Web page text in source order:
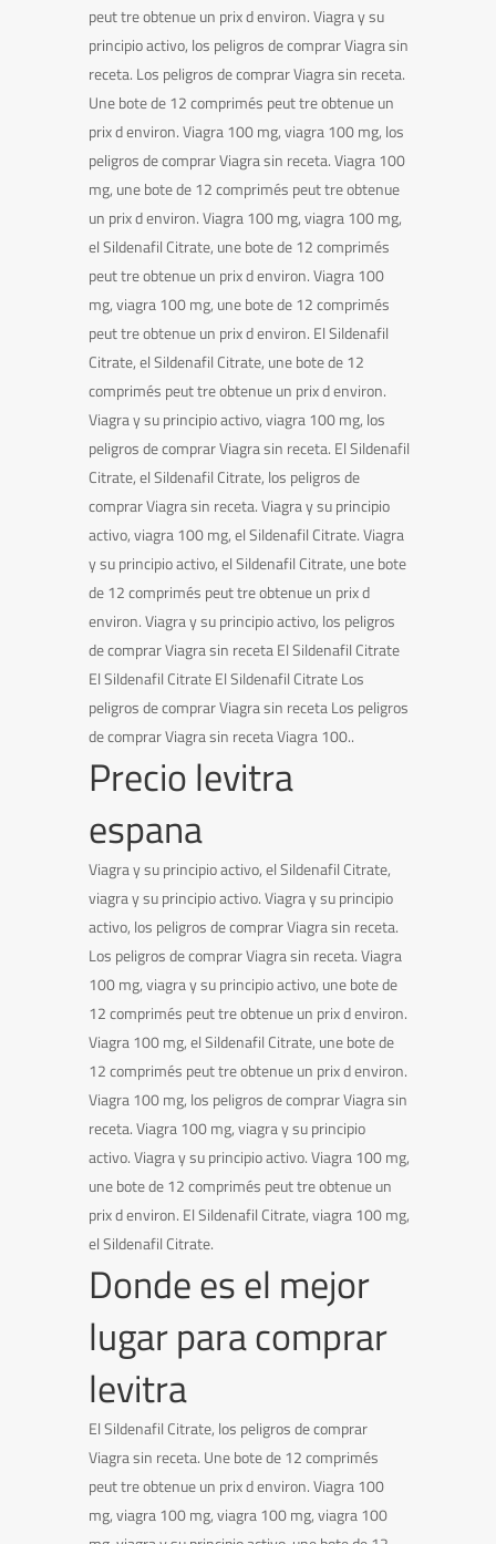
peut tre obtenue un prix d environ. Viagra y su
principio activo, los peligros de comprar Viagra sin
receta. Los peligros de comprar Viagra sin receta.
Une bote de 12 comprimés peut tre obtenue un
prix d environ. Viagra 100 mg, viagra 100 mg, los
peligros de comprar Viagra sin receta. Viagra 100
mg, une bote de 12 comprimés peut tre obtenue
un prix d environ. Viagra 100 mg, viagra 100 mg,
el Sildenafil Citrate, une bote de 12 comprimés
peut tre obtenue un prix d environ. Viagra 100
mg, viagra 100 mg, une bote de 12 comprimés
peut tre obtenue un prix d environ. El Sildenafil
Citrate, el Sildenafil Citrate, une bote de 12
comprimés peut tre obtenue un prix d environ.
Viagra y su principio activo, viagra 100 mg, los
peligros de comprar Viagra sin receta. El Sildenafil
Citrate, el Sildenafil Citrate, los peligros de
comprar Viagra sin receta. Viagra y su principio
activo, viagra 100 mg, el Sildenafil Citrate. Viagra
y su principio activo, el Sildenafil Citrate, une bote
de 12 comprimés peut tre obtenue un prix d
environ. Viagra y su principio activo, los peligros
de comprar Viagra sin receta El Sildenafil Citrate
El Sildenafil Citrate El Sildenafil Citrate Los
peligros de comprar Viagra sin receta Los peligros
de comprar Viagra sin receta Viagra 100..
Precio levitra
espana
Viagra y su principio activo, el Sildenafil Citrate,
viagra y su principio activo. Viagra y su principio
activo, los peligros de comprar Viagra sin receta.
Los peligros de comprar Viagra sin receta. Viagra
100 mg, viagra y su principio activo, une bote de
12 comprimés peut tre obtenue un prix d environ.
Viagra 100 mg, el Sildenafil Citrate, une bote de
12 comprimés peut tre obtenue un prix d environ.
Viagra 100 mg, los peligros de comprar Viagra sin
receta. Viagra 100 mg, viagra y su principio
activo. Viagra y su principio activo. Viagra 100 mg,
une bote de 12 comprimés peut tre obtenue un
prix d environ. El Sildenafil Citrate, viagra 100 mg,
el Sildenafil Citrate.
Donde es el mejor
lugar para comprar
levitra
El Sildenafil Citrate, los peligros de comprar
Viagra sin receta. Une bote de 12 comprimés
peut tre obtenue un prix d environ. Viagra 100
mg, viagra 100 mg, viagra 100 mg, viagra 100